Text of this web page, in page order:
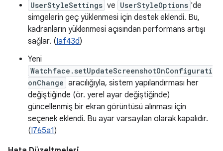
UserStyleSettings ve UserStyleOptions 'de
simgelerin geç yüklenmesi için destek eklendi. Bu,
kadranların yüklenmesi açısından performans artışı
sağlar. (Iaf43d)
Yeni
Watchface.setUpdateScreenshotOnConfigurati
onChange aracılığıyla, sistem yapılandırması her
değiştiğinde (ör. yerel ayar değiştiğinde)
güncellenmiş bir ekran görüntüsü alınması için
seçenek eklendi. Bu ayar varsayılan olarak kapalıdır.
(I765a1)